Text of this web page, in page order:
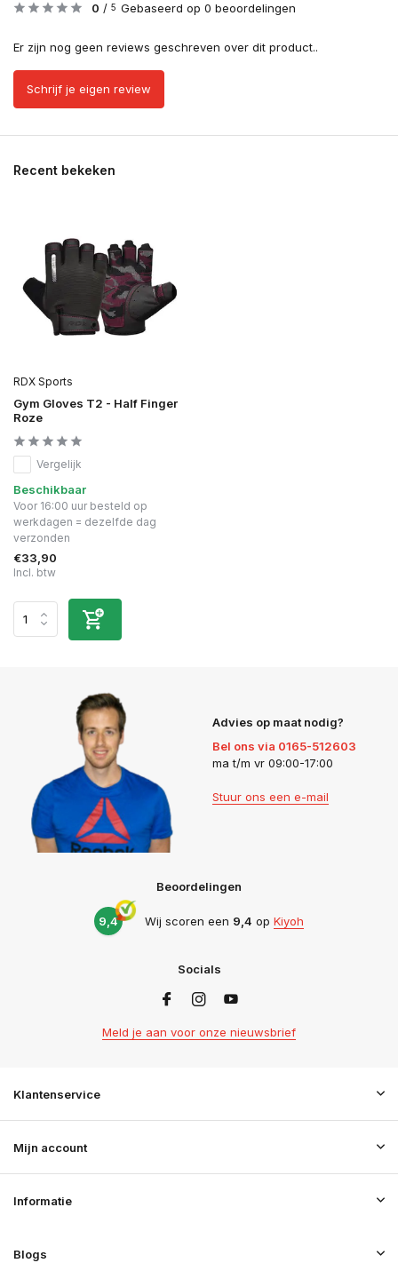
0 / 5 Gebaseerd op 0 beoordelingen
Er zijn nog geen reviews geschreven over dit product..
Schrijf je eigen review
Recent bekeken
RDX Sports
Gym Gloves T2 - Half Finger
Roze
Vergelijk
Beschikbaar
Voor 16:00 uur besteld op
werkdagen = dezelfde dag
verzonden
€33,90
Incl. btw
Advies op maat nodig?
Bel ons via 0165-512603
ma t/m vr 09:00-17:00
Stuur ons een e-mail
Beoordelingen
9,4 Wij scoren een 9,4 op Kiyoh
Socials
Meld je aan voor onze nieuwsbrief
Klantenservice
Mijn account
Informatie
Blogs